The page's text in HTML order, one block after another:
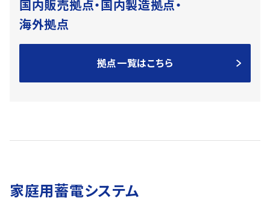
国内販売拠点・国内製造拠点・
海外拠点
拠点一覧はこちら
家庭用蓄電システム